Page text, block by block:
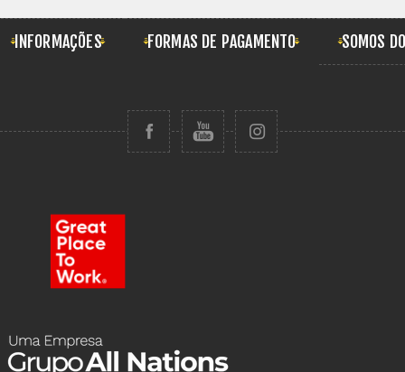
INFORMAÇÕES FORMAS DE PAGAMENTO SOMOS